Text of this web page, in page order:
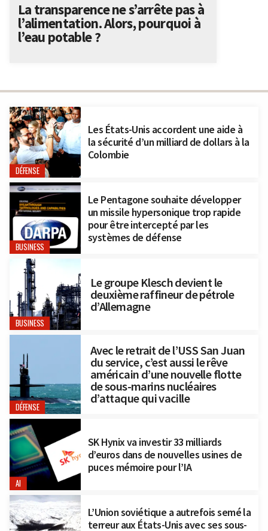
DÉFENSE
Les États-Unis accordent une aide à
la sécurité d’un milliard de dollars à la
Colombie
BUSINESS
Le Pentagone souhaite développer
un missile hypersonique trop rapide
pour être intercepté par les
systèmes de défense
BUSINESS
Le groupe Klesch devient le
deuxième raffineur de pétrole
d’Allemagne
DÉFENSE
Avec le retrait de l’USS San Juan
du service, c’est aussi le rêve
américain d’une nouvelle flotte
de sous-marins nucléaires
d’attaque qui vacille
AI
SK Hynix va investir 33 milliards
d’euros dans de nouvelles usines de
puces mémoire pour l’IA
L’Union soviétique a autrefois semé la
terreur aux États-Unis avec ses sous-
La transparence ne s’arrête pas à
l’alimentation. Alors, pourquoi à
l’eau potable ?